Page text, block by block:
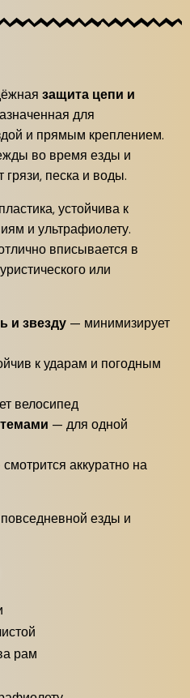
защита цепи и
для
и прямым креплением.
во время езды и
песка и воды.
устойчива к
и ультрафиолету.
вписывается в
или
и звезду — минимизирует
к ударам и погодным
велосипед
— для одной
аккуратно на
езды и
рам